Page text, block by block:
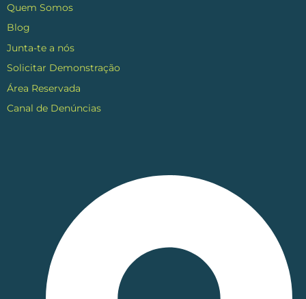
Quem Somos
Blog
Junta-te a nós
Solicitar Demonstração
Área Reservada
Canal de Denúncias